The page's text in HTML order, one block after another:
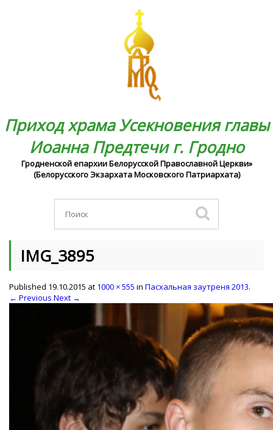
Приход храма Усекновения главы
Иоанна Предтечи г. Гродно
Гродненской епархии Белорусской Православной Церкви»
(Белорусского Экзархата Московского Патриархата)
IMG_3895
Published 19.10.2015 at 1000 × 555 in Пасхальная заутреня 2013.
← Previous Next →